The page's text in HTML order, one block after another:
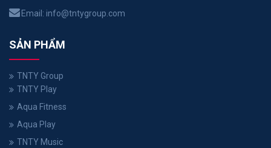
Email: info@tntygroup.com
SẢN PHẨM
TNTY Group
TNTY Play
Aqua Fitness
Aqua Play
TNTY Music